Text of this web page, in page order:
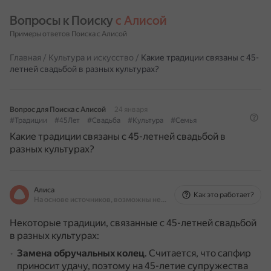
Вопросы к Поиску с Алисой
Примеры ответов Поиска с Алисой
Главная / Культура и искусство / Какие традиции связаны с 45-
летней свадьбой в разных культурах?
Вопрос для Поиска с Алисой
24 января
#Традиции
#45Лет #Свадьба #Культура #Семья
Какие традиции связаны с 45-летней свадьбой в
разных культурах?
Алиса
На основе источников, возможны неточности
Как это работает?
Некоторые традиции, связанные с 45-летней свадьбой
в разных культурах:
Замена обручальных колец. Считается, что сапфир
приносит удачу, поэтому на 45-летие супружества